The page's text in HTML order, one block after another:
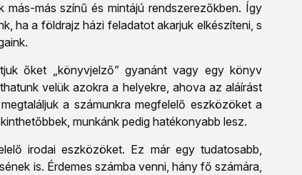
más színű és mintájú rendszerezőkben. Így
ha a földrajz házi feladatot akarjuk elkészíteni, s
őket „könyvjelző” gyanánt vagy egy könyv
velük azokra a helyekre, ahova az aláírást
a számunkra megfelelő eszközöket a
munkánk pedig hatékonyabb lesz.
irodai eszközöket. Ez már egy tudatosabb,
is. Érdemes számba venni, hány fő számára,